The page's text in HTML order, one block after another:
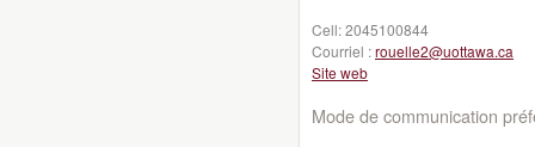
Cell:2045100844
Courriel :rouelle2@uottawa.ca
Site web
Mode de communication